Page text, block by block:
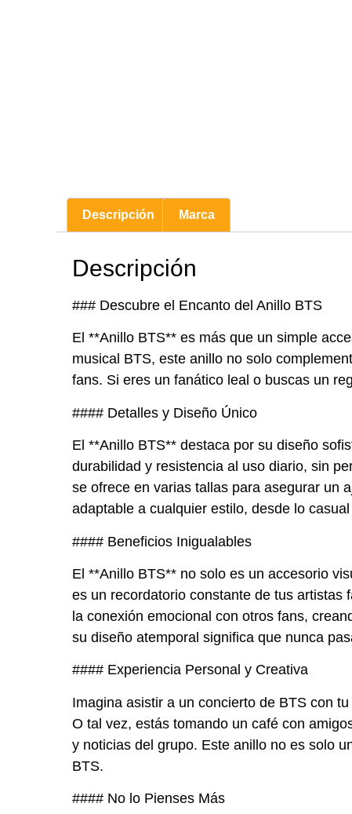
Descripción Marca
Descripción
### Descubre el Encanto del Anillo BTS
El **Anillo BTS** es más que un simple
musical BTS, este anillo no solo
fans. Si eres un fanático leal o buscas un
#### Detalles y Diseño Único
El **Anillo BTS** destaca por su diseño
durabilidad y resistencia al uso diario, sin
se ofrece en varias tallas para asegurar un
adaptable a cualquier estilo, desde lo
#### Beneficios Inigualables
El **Anillo BTS** no solo es un accesorio
es un recordatorio constante de tus artistas
la conexión emocional con otros fans,
su diseño atemporal significa que nunca
#### Experiencia Personal y Creativa
Imagina asistir a un concierto de BTS con
O tal vez, estás tomando un café con
y noticias del grupo. Este anillo no es solo
BTS.
#### No lo Pienses Más